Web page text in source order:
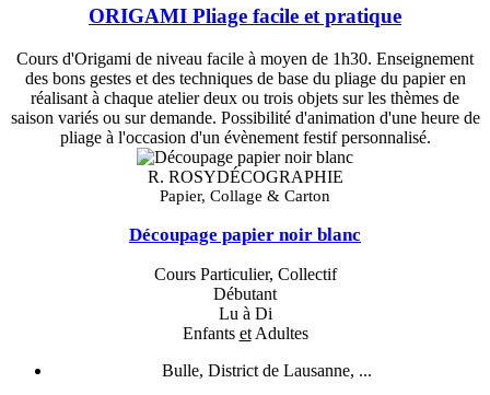
ORIGAMI Pliage facile et pratique
Cours d'Origami de niveau facile à moyen de 1h30. Enseignement
des bons gestes et des techniques de base du pliage du papier en
réalisant à chaque atelier deux ou trois objets sur les thèmes de
saison variés ou sur demande. Possibilité d'animation d'une heure de
pliage à l'occasion d'un évènement festif personnalisé.
R. ROSYDÉCOGRAPHIE
Papier, Collage & Carton
Découpage papier noir blanc
Cours Particulier, Collectif
Débutant
Lu à Di
Enfants etAdultes
Bulle, District de Lausanne, ...